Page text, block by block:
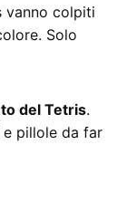
vanno colpiti
Solo
del Tetris.
pillole da far